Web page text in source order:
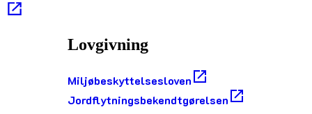
Lovgivning
Miljøbeskyttelsesloven
Jordflytningsbekendtgørelsen